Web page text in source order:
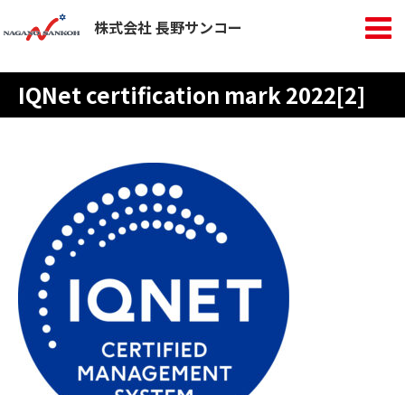
株式会社 長野サンコー
IQNet certification mark 2022[2]